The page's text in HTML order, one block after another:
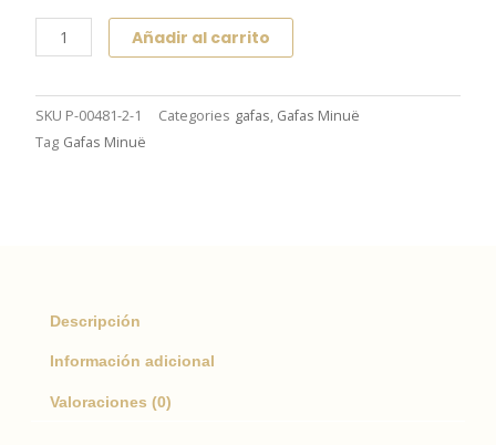
Loren
Cream
cantidad
Añadir al carrito
SKU P-00481-2-1 Categories gafas, Gafas Minuë
Tag Gafas Minuë
Descripción
Información adicional
Valoraciones (0)